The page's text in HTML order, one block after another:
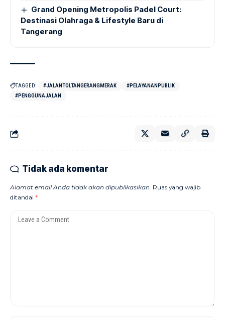
Grand Opening Metropolis Padel Court:
Destinasi Olahraga & Lifestyle Baru di
Tangerang
TAGGED: #JALANTOLTANGERANGMERAK
#PELAYANANPUBLIK
#PENGGUNAJALAN
Tidak ada komentar
Alamat email Anda tidak akan dipublikasikan. Ruas yang wajib
ditandai *